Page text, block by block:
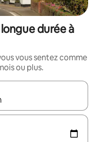
durée à
vous sentez comme
ou plus.
les flèches vers le